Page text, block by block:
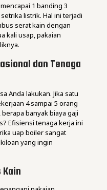
1 banding 3
listrik. Hal ini terjadi
serat kain dengan
kali usap, pakaian
dan Tenaga
Anda lakukan. Jika satu
4 sampai 5 orang
banyak biaya gaji
Efisiensi tenaga kerja ini
uap boiler sangat
yang ingin
Kain